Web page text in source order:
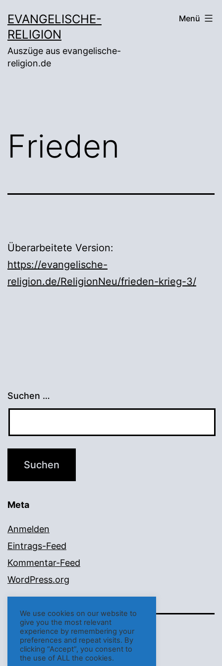
Inhalt
springen
EVANGELISCHE-
RELIGION
Auszüge aus evangelische-
religion.de
Menü
Frieden
Überarbeitete Version:
https://evangelische-
religion.de/ReligionNeu/frieden-krieg-3/
Suchen …
Meta
Anmelden
Eintrags-Feed
Kommentar-Feed
WordPress.org
EVANGELISCHE-RELIGION
We use cookies on our website to
give you the most relevant
experience by remembering your
preferences and repeat visits. By
clicking “Accept”, you consent to
the use of ALL the cookies.